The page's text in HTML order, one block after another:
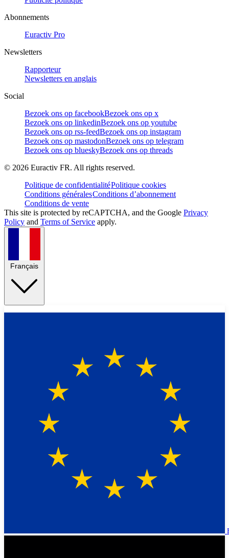
Abonnements
Euractiv Pro
Newsletters
Rapporteur
Newsletters en anglais
Social
Bezoek ons op facebookBezoek ons op x
Bezoek ons op linkedinBezoek ons op youtube
Bezoek ons op rss-feedBezoek ons op instagram
Bezoek ons op mastodonBezoek ons op telegram
Bezoek ons op blueskyBezoek ons op threads
© 2026 Euractiv FR. All rights reserved.
Politique de confidentialitéPolitique cookies
Conditions généralesConditions d’abonnement
Conditions de vente
This site is protected by reCAPTCHA, and the Google Privacy
Policy and Terms of Service apply.
Français